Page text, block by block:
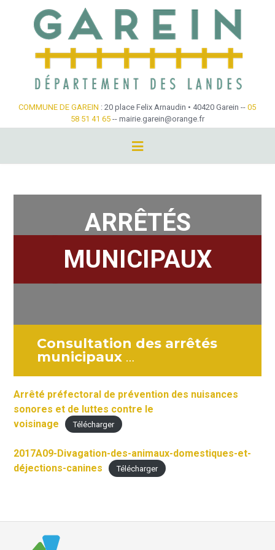
COMMUNE DE GAREIN : 20 place Felix Arnaudin • 40420 Garein -- 05
58 51 41 65 -- mairie.garein@orange.fr
ARRÊTÉS
MUNICIPAUX
Consultation des arrêtés
municipaux …
Arrêté préfectoral de prévention des nuisances
sonores et de luttes contre le
voisinage
Télécharger
2017A09-Divagation-des-animaux-domestiques-et-
déjections-canines
Télécharger